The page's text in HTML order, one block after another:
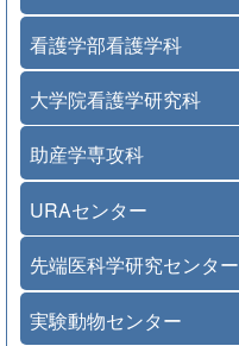
看護学部看護学科
大学院看護学研究科
助産学専攻科
URAセンター
先端医科学研究センター
実験動物センター